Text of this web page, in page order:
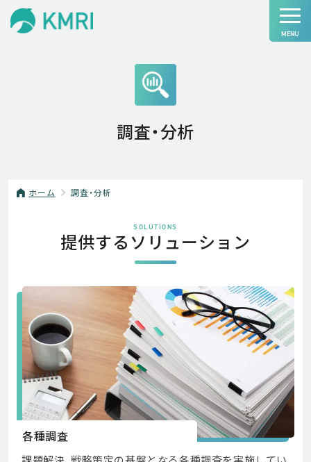
調査・分析
ホーム 調査・分析
SOLUTIONS
提供するソリューション
各種調査